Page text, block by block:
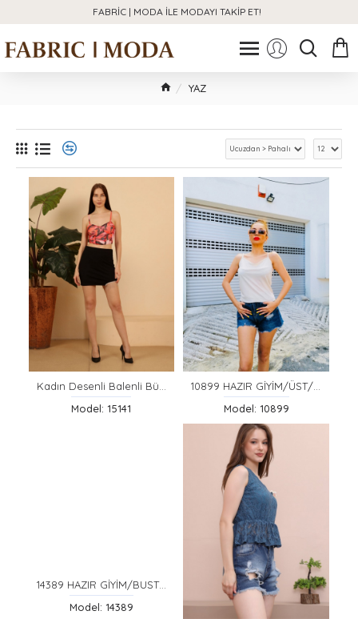
FABRIC | MODA ILE MODAYI TAKIP ET!
YAZ
Kadın Desenli Balenli Büstiyer
Model: 15141
10899 HAZIR GİYİM/ÜST/HARDAL/M
Model: 10899
14389 HAZIR GİYİM/BUSTİYER/SİYAH/STANDART
Model: 14389